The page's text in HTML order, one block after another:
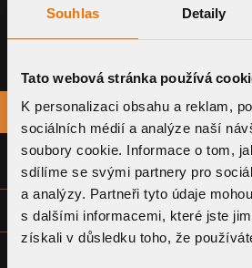
Souhlas Detaily
Tato webová stránka používá
K personalizaci obsahu a reklam,
sociálních médií a analýze naší
soubory cookie. Informace o tom,
sdílíme se svými partnery pro
a analýzy. Partneři tyto údaje
s dalšími informacemi, které jste
získali v důsledku toho, že
TITEL
KONFORMITÄTSERKLÄRUNG
TECHNISCHES DATENBLATT